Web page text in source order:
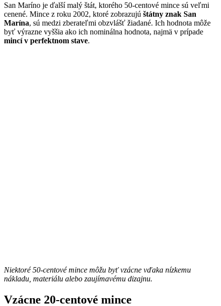
San Maríno je ďalší malý štát, ktorého 50-centové mince sú veľmi
cenené. Mince z roku 2002, ktoré zobrazujú štátny znak San
Marína, sú medzi zberateľmi obzvlášť žiadané. Ich hodnota môže
byť výrazne vyššia ako ich nominálna hodnota, najmä v prípade
mincí v perfektnom stave.
Niektoré 50-centové mince môžu byť vzácne vďaka nízkemu
nákladu, materiálu alebo zaujímavému dizajnu.
Vzácne 20-centové mince